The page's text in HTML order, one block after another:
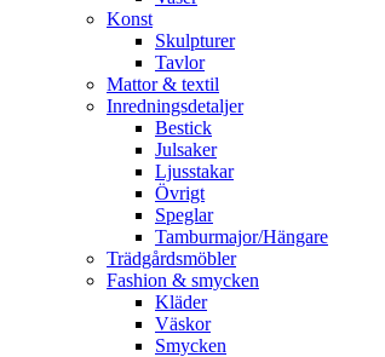
Konst
Skulpturer
Tavlor
Mattor & textil
Inredningsdetaljer
Bestick
Julsaker
Ljusstakar
Övrigt
Speglar
Tamburmajor/Hängare
Trädgårdsmöbler
Fashion & smycken
Kläder
Väskor
Smycken